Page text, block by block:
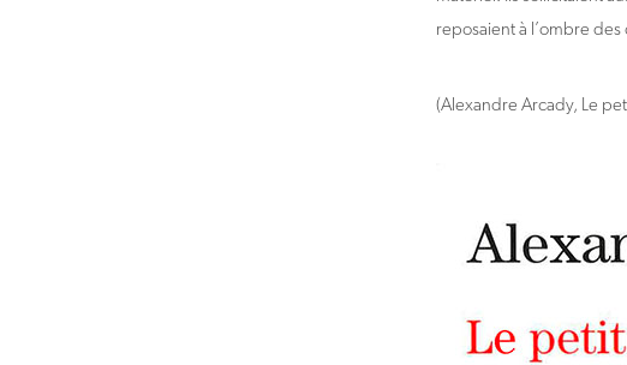
reposaient à l’ombre
(Alexandre Arcady, Le